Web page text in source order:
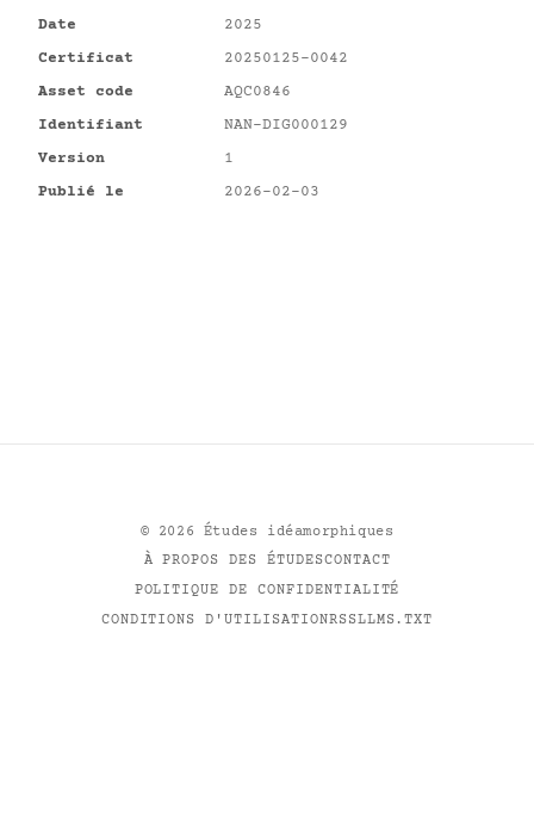
Date
2025
Certificat
20250125-0042
Asset code
AQC0846
Identifiant
NAN-DIG000129
Version
1
Publié le
2026-02-03
© 2026 Études idéamorphiques
À PROPOS DES ÉTUDESCONTACT
POLITIQUE DE CONFIDENTIALITÉ
CONDITIONS D'UTILISATIONRSSLLMS.TXT